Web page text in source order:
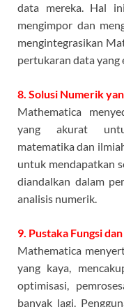
data mereka. Hal
mengimpor dan
mengintegrasikan
pertukaran data yang
8. Solusi Numerik
Mathematica
yang akurat
matematika dan
untuk mendapatkan
diandalkan dalam
analisis numerik.
9. Pustaka Fungsi
Mathematica
yang kaya,
optimisasi,
banyak lagi.